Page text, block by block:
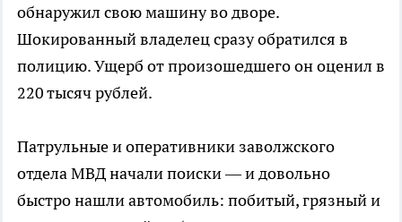
обнаружил свою машину во дворе.
Шокированный владелец сразу обратился в
полицию. Ущерб от произошедшего он оценил в
220 тысяч рублей.
Патрульные и оперативники заволжского
отдела МВД начали поиски — и довольно
быстро нашли автомобиль: побитый, грязный и